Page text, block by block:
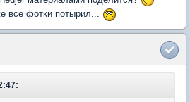
все фотки потырил...